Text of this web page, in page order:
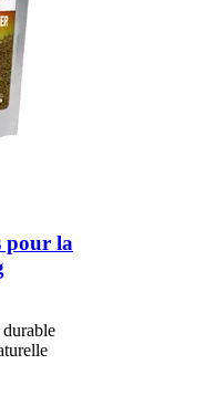
pour la
durable